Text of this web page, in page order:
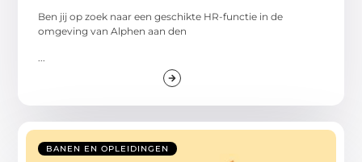
Ben jij op zoek naar een geschikte HR-functie in de
omgeving van Alphen aan den
BANEN EN OPLEIDINGEN